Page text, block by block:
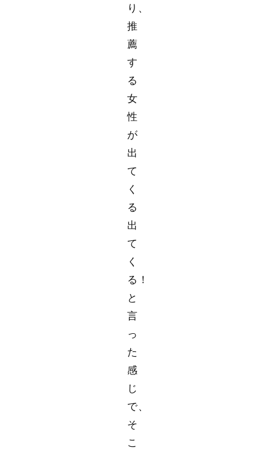
り、
推
薦
す
る
女
性
が
出
て
く
る
出
て
く
る！
と
言
っ
た
感
じ
で、
そ
こ